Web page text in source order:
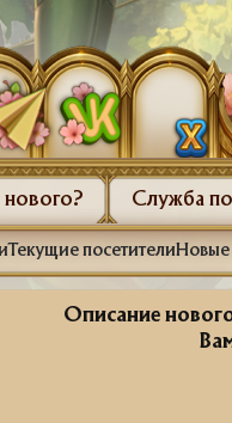
Служба
Текущие посетителиНовые
Описание